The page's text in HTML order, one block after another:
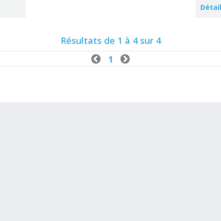
Résultats de 1 à 4 sur 4
 1 